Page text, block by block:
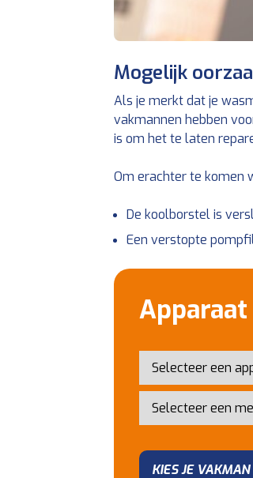
Mogelijk
Als je merkt dat je
vakmannen hebben
is om het te laten
Om erachter te komen
De koolborstel is
Een verstopte
KIES JE VAKMAN